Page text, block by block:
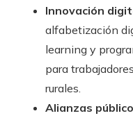
Innovación
alfabetización
learning y
para
rurales.
Alianzas